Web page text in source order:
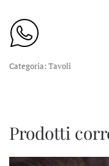
Categoria: Tavoli
Prodotti